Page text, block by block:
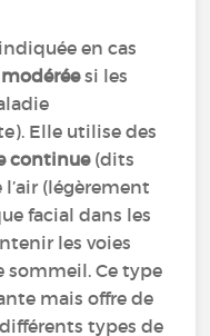
en cas
modéréesi les
Elle utilise des
continue(dits
l’air (légèrement
facial dans les
les voies
sommeil. Ce type
mais offre de
types de